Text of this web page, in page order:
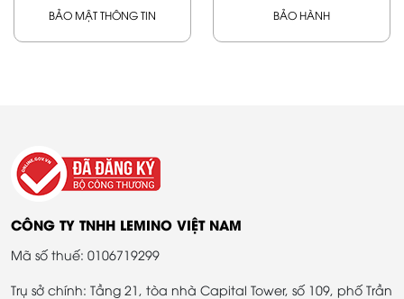
BẢO MẬT THÔNG TIN BẢO HÀNH
CÔNG TY TNHH LEMINO VIỆT NAM
Mã số thuế: 0106719299
Trụ sở chính: Tầng 21, tòa nhà Capital Tower, số 109, phố Trần